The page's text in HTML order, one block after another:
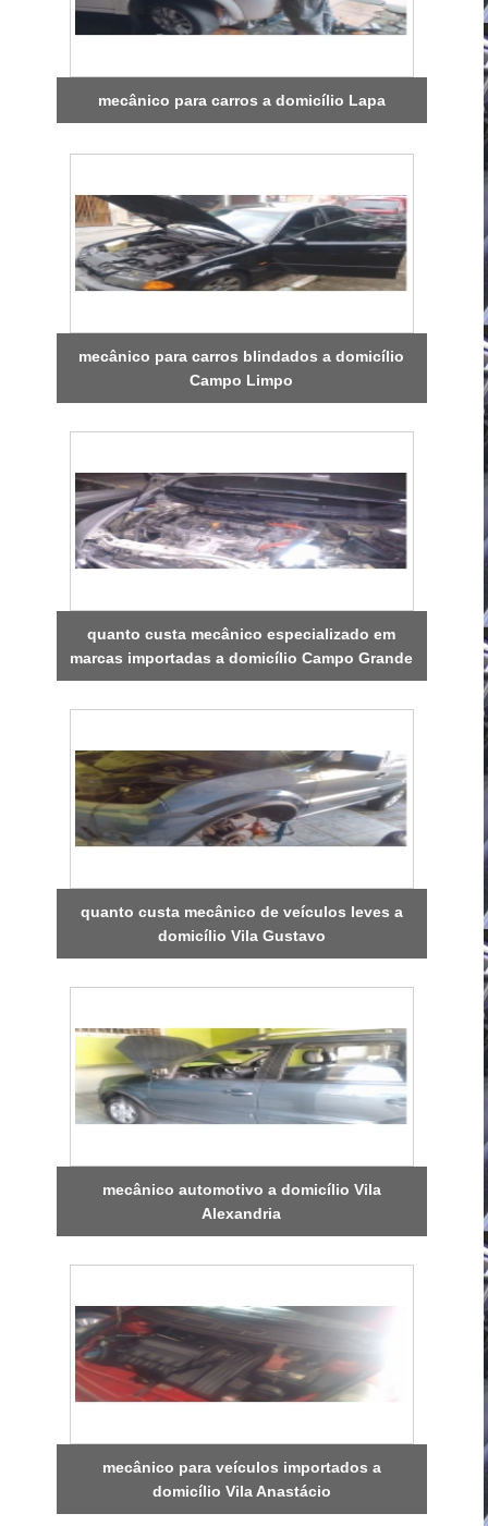
mecânico para carros a domicílio Lapa
mecânico para carros blindados a domicílio
Campo Limpo
quanto custa mecânico especializado em
marcas importadas a domicílio Campo Grande
quanto custa mecânico de veículos leves a
domicílio Vila Gustavo
mecânico automotivo a domicílio Vila
Alexandria
mecânico para veículos importados a
domicílio Vila Anastácio